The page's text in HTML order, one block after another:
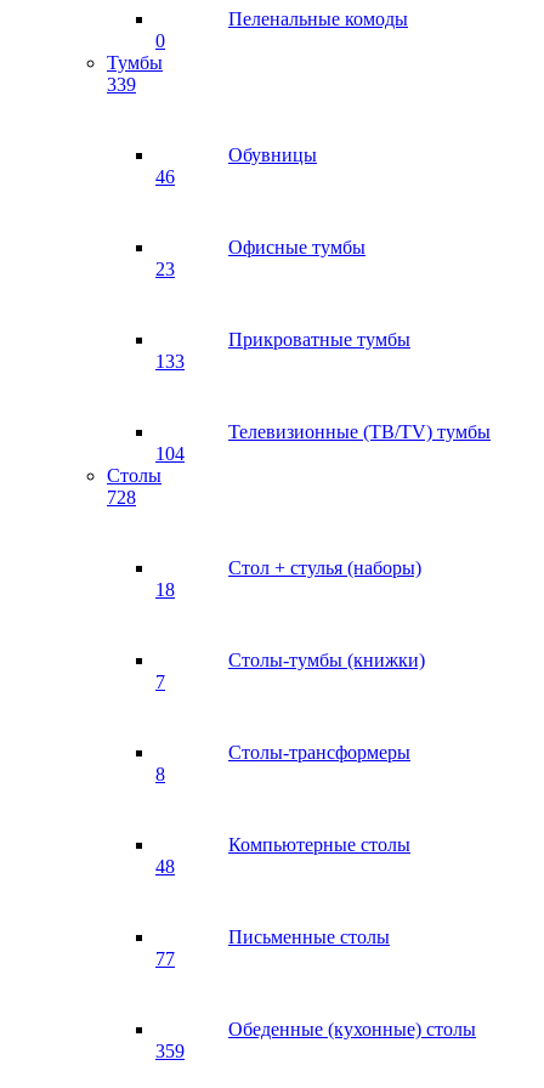
Пеленальные комоды
0
Тумбы
339
Обувницы
46
Офисные тумбы
23
Прикроватные тумбы
133
Телевизионные (ТВ/TV) тумбы
104
Столы
728
Стол + стулья (наборы)
18
Столы-тумбы (книжки)
7
Столы-трансформеры
8
Компьютерные столы
48
Письменные столы
77
Обеденные (кухонные) столы
359